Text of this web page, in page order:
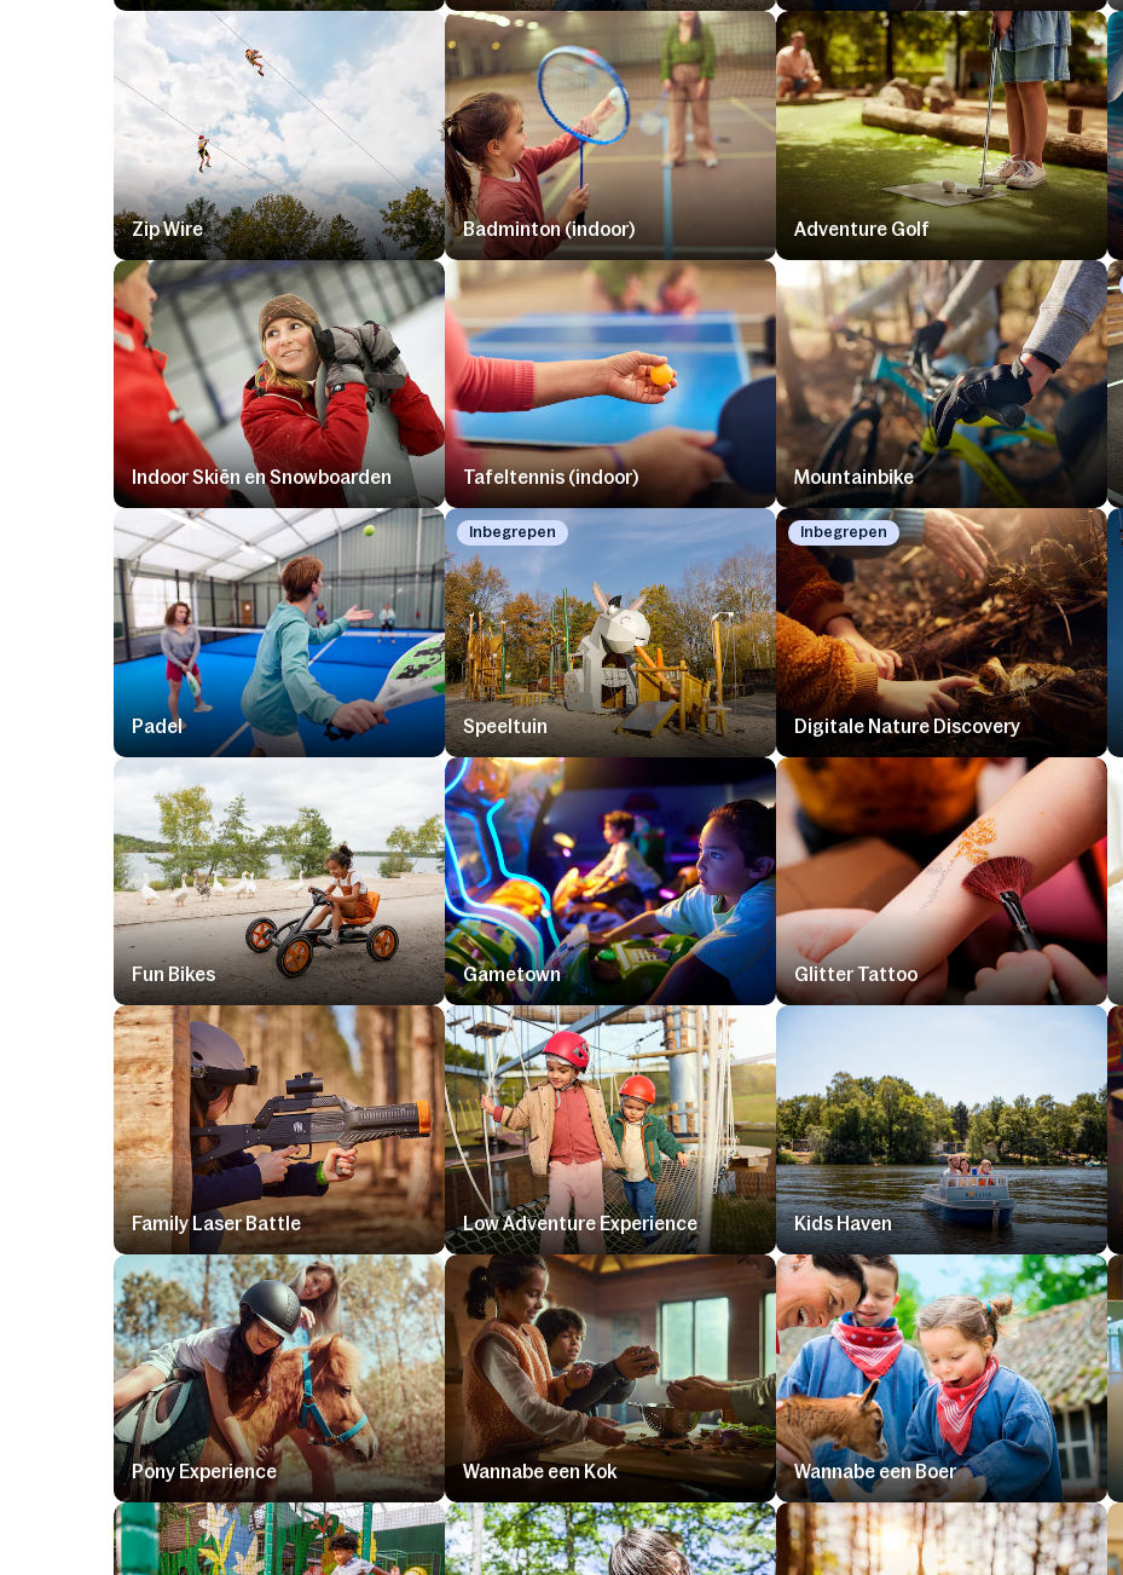
Zip Wire Badminton (indoor) Adventure Golf
Indoor Skiën en Snowboarden Tafeltennis (indoor) Mountainbike
Padel
Inbegrepen
Speeltuin
Inbegrepen
Digitale Nature Discovery
Fun Bikes Gametown Glitter Tattoo
Family Laser Battle Low Adventure Experience Kids Haven
Pony Experience Wannabe een Kok Wannabe een Boer